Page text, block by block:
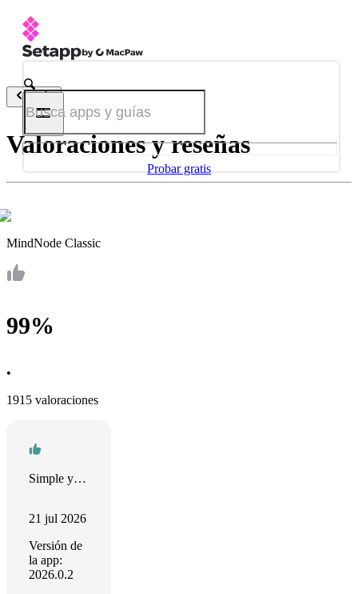
Probar gratis
Atrás
Valoraciones y reseñas
MindNode Classic
99%
•
1915 valoraciones
Simple yet effective
21 jul 2026
Versión de
la app:
2026.0.2